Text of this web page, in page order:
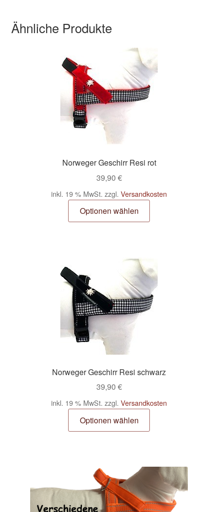
Ähnliche Produkte
Norweger Geschirr Resi rot
39,90 €
inkl. 19 % MwSt. zzgl. Versandkosten
Optionen wählen
Norweger Geschirr Resi schwarz
39,90 €
inkl. 19 % MwSt. zzgl. Versandkosten
Optionen wählen